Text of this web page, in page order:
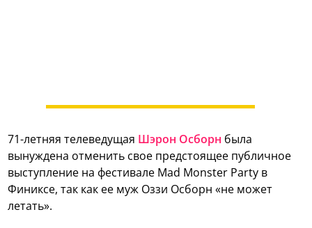
71-летняя телеведущая Шэрон Осборн была
вынуждена отменить свое предстоящее публичное
выступление на фестивале Mad Monster Party в
Финиксе, так как ее муж Оззи Осборн «не может
летать».